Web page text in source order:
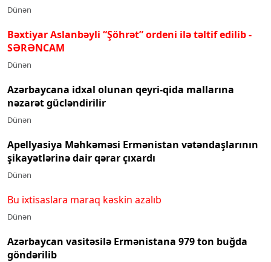
Dünən
Bəxtiyar Aslanbəyli “Şöhrət” ordeni ilə təltif edilib-
SƏRƏNCAM
Dünən
Azərbaycana idxal olunan qeyri-qida mallarına
nəzarət gücləndirilir
Dünən
Apellyasiya Məhkəməsi Ermənistan vətəndaşlarının
şikayətlərinə dair qərar çıxardı
Dünən
Bu ixtisaslara maraq kəskin azalıb
Dünən
Azərbaycan vasitəsilə Ermənistana 979 ton buğda
göndərilib